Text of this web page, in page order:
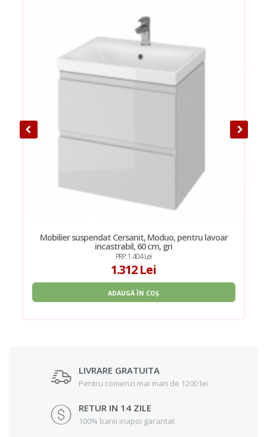
Mobilier suspendat Cersanit, Moduo, pentru lavoar
incastrabil, 60 cm, gri
PRP: 1.404 Lei
1.312 Lei
ADAUGĂ ÎN COȘ
LIVRARE GRATUITA
Pentru comenzi mai mari de 1200 lei
RETUR IN 14 ZILE
100% banii inapoi garantat